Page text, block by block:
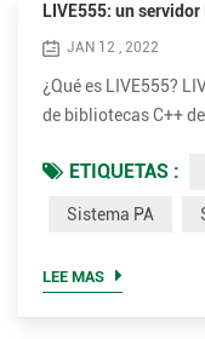
LIVE555: un
JAN 12 , 2022
¿Qué es LIVE555?
de bibliotecas C++
bibliotecas admiten
RTSP para
MPEG, A...
ETIQUETAS :
Sistema PA
LEE MAS